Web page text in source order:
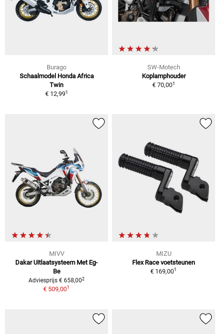
Burago
Schaalmodel Honda Africa
Twin
€ 12,991
SW-Motech
Koplamphouder
€ 70,001
MIVV
Dakar Uitlaatsysteem Met Eg-
Be
Adviesprijs € 658,002
€ 509,001
MIZU
Flex Race voetsteunen
€ 169,001